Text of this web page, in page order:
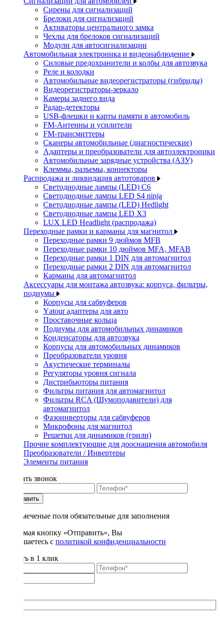
Сирены для сигнализаций
Брелоки для сигнализаций
Активаторы центрального замка
Чехлы для брелоков сигнализаций
Модули для автосигнализации
Автомобильная электроника и видеонаблюдение
Силовые предохранители и колбы для автозвука
Реле и колодки
Автомобильные видеорегистраторы (гибриды)
Видеорегистраторы-зеркало
Камеры заднего вида
Радар-детекторы
USB-флешки и карты памяти в автомобиль
FM-Антенны и усилители
FM-трансмиттеры
Сканеры автомобильные (диагностические)
Адаптеры и преобразователи для автоэлектроники
Автомобильные зарядные устройства (АЗУ)
Клеммы, разъемы, коннекторы
Распродажа и ликвидация автотоваров
Светодиодные лампы (LED) C6
Светодиодные лампы LED S4 ninja
Светодиодные лампы (LED) Hedlight
Светодиодные лампы LED X3
LUX LED Headlight (распродажа)
Переходные рамки и карманы для магнитол
Переходные рамки 9 дюймов MFB
Переходные рамки 10 дюймов MFA, MFAB
Переходные рамки 1 DIN для автомагнитол
Переходные рамки 2 DIN для автомагнитол
Карманы для автомагнитол
Аксессуары для монтажа автозвука: корпуса, фильтры,
подиумы
Корпусы для сабвуферов
Yаtour адаптеры для авто
Проставочные кольца
Подиумы для автомобильных динамиков
Конденсаторы для автозвука
Корпусы для автомобильных динамиков
Преобразователи уровня
Акустические терминалы
Регуляторы уровня сигнала
Дистрибьюторы питания
Фильтры питания для автомагнитол
Фильтры RCA (Шумоподавители) для
автомагнитол
Фазоинверторы для сабвуферов
Микрофоны для магнитол
Решетки для динамиков (грили)
Прочие комплектующие для дооснащения автомобиля
Преобразователи / Инвертеры
Элементы питания
Заказать звонок
Отправить
* - отмеченые поля обязательные для заполнения
Нажимая кнопку «Отправить», Вы
соглашаетесь с политикой конфиденциальности
Купить в 1 клик